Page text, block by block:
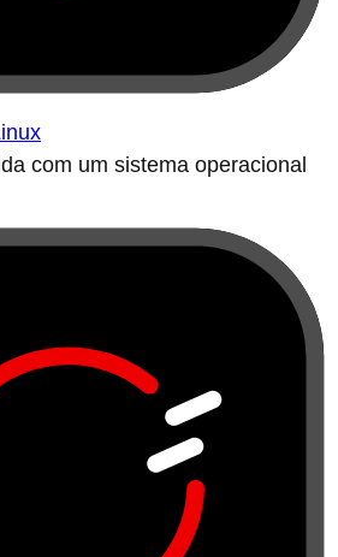
com um sistema operacional